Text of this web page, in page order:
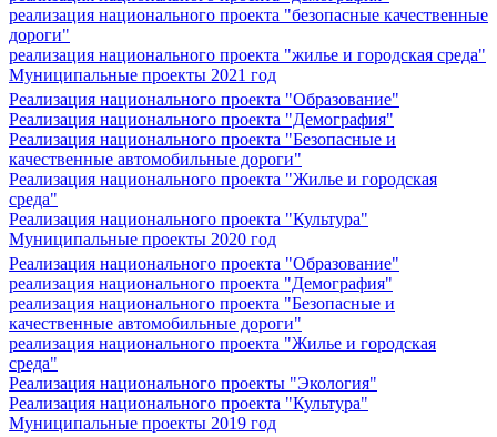
реализация национального проекта "безопасные качественные
дороги"
реализация национального проекта "жилье и городская среда"
Муниципальные проекты 2021 год
Реализация национального проекта "Образование"
Реализация национального проекта "Демография"
Реализация национального проекта "Безопасные и
качественные автомобильные дороги"
Реализация национального проекта "Жилье и городская
среда"
Реализация национального проекта "Культура"
Муниципальные проекты 2020 год
Реализация национального проекта "Образование"
реализация национального проекта "Демография"
реализация национального проекта "Безопасные и
качественные автомобильные дороги"
реализация национального проекта "Жилье и городская
среда"
Реализация национального проекты "Экология"
Реализация национального проекта "Культура"
Муниципальные проекты 2019 год